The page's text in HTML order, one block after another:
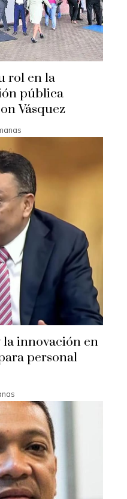
rol en la
pública
Vásquez
la innovación en
personal